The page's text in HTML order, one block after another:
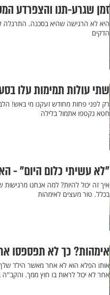
זמן שגרע-תנו והצפרדע
היא לא הרגישה שהיא בסכנה. התרגלה
הדקים
שתי עולות תמימות עלו
רק לפני פחות מחודש זעקנו מי באש!
חטא נקטפו אתמול בלילה
"לא עשיתי כלום היום" -
איך זה יכול להיות? למה אנחנו
בכלל. טור מעצים לאימהות
אימהות? כך לא תפספסו
אותו הפלא הוא לא אחר מאשר הילד
אחר לא יכול לראות בו חוץ ממך.